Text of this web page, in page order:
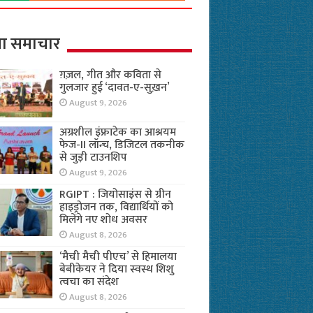
समाचार
ग़ज़ल, गीत और कविता से
गुलजार हुई ‘दावत-ए-सुख़न’
August 9, 2026
अग्रशील इंफ्राटेक का आश्रयम
फेज-II लॉन्च, डिजिटल तकनीक
से जुड़ी टाउनशिप
August 9, 2026
RGIPT : जियोसाइंस से ग्रीन
हाइड्रोजन तक, विद्यार्थियों को
मिलेंगे नए शोध अवसर
August 8, 2026
‘मैची मैची पीएच’ से हिमालया
बेबीकेयर ने दिया स्वस्थ शिशु
त्वचा का संदेश
August 8, 2026